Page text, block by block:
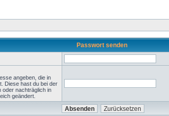
Passwort senden
angeben, die in
Diese hast du bei der
oder nachträglich in
geändert.